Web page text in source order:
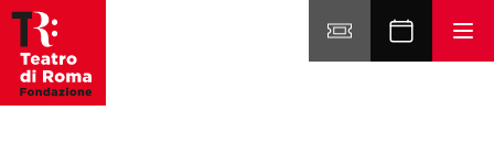
Vai al contenuto